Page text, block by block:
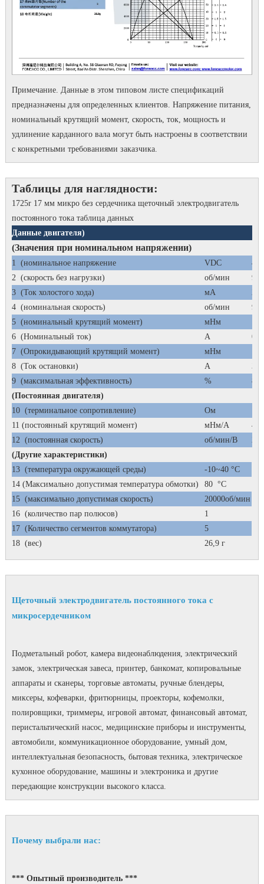
Примечание. Данные в этом типовом листе спецификаций
предназначены для определенных клиентов. Напряжение питания,
номинальный крутящий момент, скорость, ток, мощность и
удлинение карданного вала могут быть настроены в соответствии
с конкретными требованиями заказчика.
Таблицы для наглядности:
1725r 17 мм микро без сердечника щеточный электродвигатель
постоянного тока таблица данных
Данные двигателя)
(Значения при номинальном напряжении)
1 (номинальное напряжение VDC
4,5
2 (скорость без нагрузки) об/мин
3 (Ток холостого хода) мА
27
4 (номинальная скорость) об/мин
5 (номинальный крутящий момент) мНм
6 (Номинальный ток) А
7 (Опрокидывающий крутящий момент) мНм
8 (Ток остановки) А
9 (максимальная эффективность) %
84
(Постоянная двигателя)
10 (терминальное сопротивление) Ом
11 (постоянный крутящий момент)
мНм/А
12 (постоянная скорость) об/мин/В
(Другие характеристики)
13 (температура окружающей среды)
-10~40 °С
14 (Максимально допустимая температура обмотки)
80 °С
15 (максимально допустимая скорость)
20000об/мин
16 (количество пар полюсов)
1
17 (Количество сегментов коммутатора)
5
18 (вес) 26,9 г
Щеточный электродвигатель постоянного тока с
микросердечником
Подметальный робот, камера видеонаблюдения, электрический
замок, электрическая завеса, принтер, банкомат, копировальные
аппараты и сканеры, торговые автоматы, ручные блендеры,
миксеры, кофеварки, фритюрницы, проекторы, кофемолки,
полировщики, триммеры, игровой автомат, финансовый автомат,
перистальтический насос, медицинские приборы и инструменты,
автомобили, коммуникационное оборудование, умный дом,
интеллектуальная безопасность, бытовая техника, электрическое
кухонное оборудование, машины и электроника и другие
передающие конструкции высокого класса.
Почему выбрали нас:
*** Опытный производитель ***